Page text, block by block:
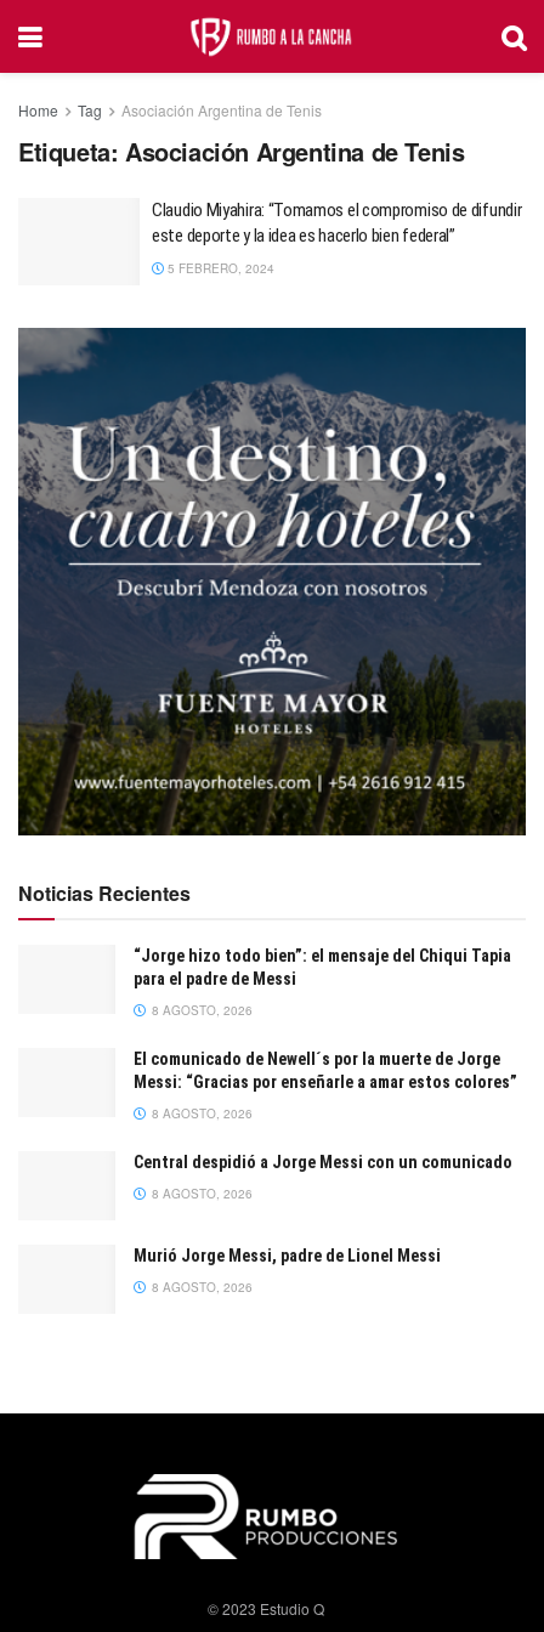
Home Tag Asociación Argentina de Tenis
Etiqueta: Asociación Argentina de Tenis
Claudio Miyahira: “Tomamos el compromiso de difundir
este deporte y la idea es hacerlo bien federal”
5 FEBRERO, 2024
Noticias Recientes
“Jorge hizo todo bien”: el mensaje del Chiqui Tapia
para el padre de Messi
8 AGOSTO, 2026
El comunicado de Newell´s por la muerte de Jorge
Messi: “Gracias por enseñarle a amar estos colores”
8 AGOSTO, 2026
Central despidió a Jorge Messi con un comunicado
8 AGOSTO, 2026
Murió Jorge Messi, padre de Lionel Messi
8 AGOSTO, 2026
© 2023 Estudio Q